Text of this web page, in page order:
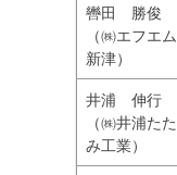
轡田 勝俊
（㈱エフエム
新津）
井浦 伸行
（㈱井浦たた
み工業）